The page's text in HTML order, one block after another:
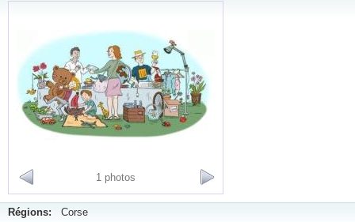
1 photos
Régions: Corse